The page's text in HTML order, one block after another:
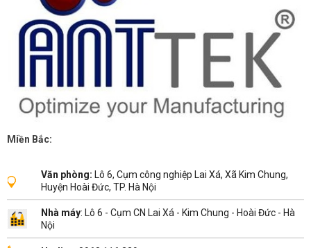
Miền Bắc:
Văn phòng: Lô 6, Cụm công nghiệp Lai Xá, Xã Kim Chung,
Huyện Hoài Đức, TP. Hà Nội
Nhà máy: Lô 6 - Cụm CN Lai Xá - Kim Chung - Hoài Đức - Hà
Nội